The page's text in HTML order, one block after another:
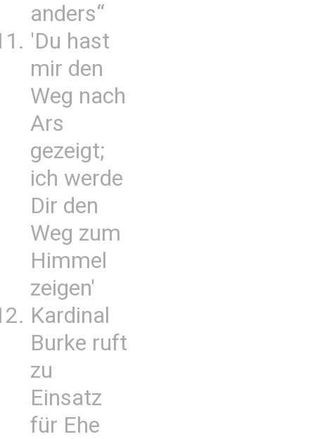
anders“
'Du hast
mir den
Weg nach
Ars
gezeigt;
ich werde
Dir den
Weg zum
Himmel
zeigen'
Kardinal
Burke ruft
zu
Einsatz
für Ehe